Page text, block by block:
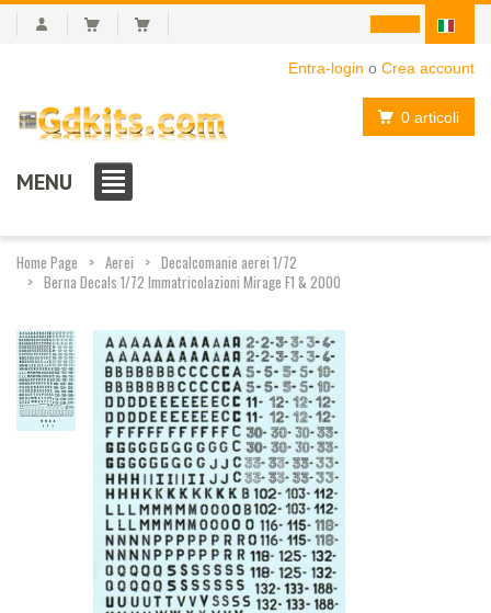
Entra-login o Crea account
0 articoli
MENU
Home Page Aerei
Decalcomanie aerei 1/72
Berna Decals 1/72 Immatricolazioni Mirage F1 & 2000